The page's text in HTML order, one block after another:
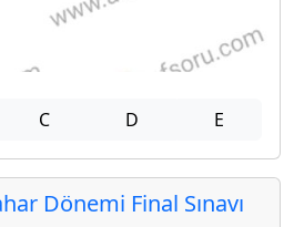
C D E
Dönemi Final Sınavı